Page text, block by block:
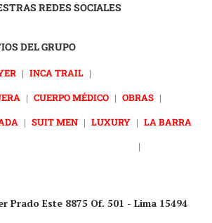
REDES SOCIALES
DEL GRUPO
| INCA TRAIL |
| CUERPO MÉDICO | OBRAS |
| SUIT MEN | LUXURY | LA BARRA
|
Prado Este 8875 Of. 501 - Lima 15494